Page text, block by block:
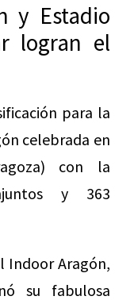
y Estadio
logran el
para la
celebrada en
con la
y 363
Indoor Aragón,
su fabulosa